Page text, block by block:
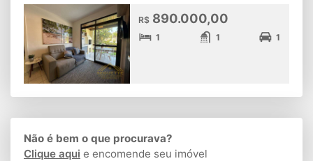
R$ 890.000,00
1 1 1
Não é bem o que procurava?
Clique aqui e encomende seu imóvel